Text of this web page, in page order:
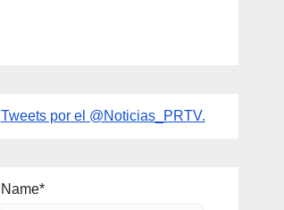
Tweets por el @Noticias_PRTV.
Name*